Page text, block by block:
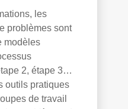
les
problèmes sont
modèles
2, étape 3…
outils pratiques
de travail